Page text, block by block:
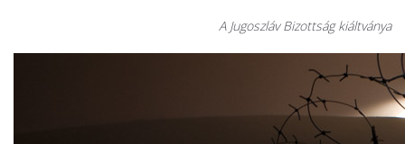
A Jugoszláv Bizottság kiáltványa